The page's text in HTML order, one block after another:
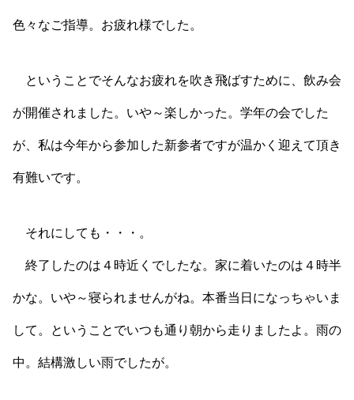
色々なご指導。お疲れ様でした。
ということでそんなお疲れを吹き飛ばすために、飲み会
が開催されました。いや～楽しかった。学年の会でした
が、私は今年から参加した新参者ですが温かく迎えて頂き
有難いです。
それにしても・・・。
終了したのは４時近くでしたな。家に着いたのは４時半
かな。いや～寝られませんがね。本番当日になっちゃいま
して。ということでいつも通り朝から走りましたよ。雨の
中。結構激しい雨でしたが。